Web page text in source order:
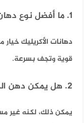
1. ما أفضل نوع دهان للخشب الداخلي؟
دهانات الأكريليك
قوية وتجف بسرعة.
2. هل يمكن دهن الخشب بدون برايمر؟
يمكن ذلك، لكنه غير